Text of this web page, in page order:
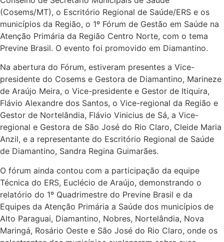
(Cosems/MT), o Escritório Regional de Saúde/ERS e os
municípios da Região, o 1º Fórum de Gestão em Saúde na
Atenção Primária da Região Centro Norte, com o tema
Previne Brasil. O evento foi promovido em Diamantino.
Na abertura do Fórum, estiveram presentes a Vice-
presidente do Cosems e Gestora de Diamantino, Marineze
de Araújo Meira, o Vice-presidente e Gestor de Itiquira,
Flávio Alexandre dos Santos, o Vice-regional da Região e
Gestor de Nortelândia, Flávio Vinicius de Sá, a Vice-
regional e Gestora de São José do Rio Claro, Cleide Maria
Anzil, e a representante do Escritório Regional de Saúde
de Diamantino, Sandra Regina Guimarães.
O fórum ainda contou com a participação da equipe
Técnica do ERS, Euclécio de Araújo, demonstrando o
relatório do 1º Quadrimestre do Previne Brasil e da
Equipes da Atenção Primária a Saúde dos municípios de
Alto Paraguai, Diamantino, Nobres, Nortelândia, Nova
Maringá, Rosário Oeste e São José do Rio Claro, onde os